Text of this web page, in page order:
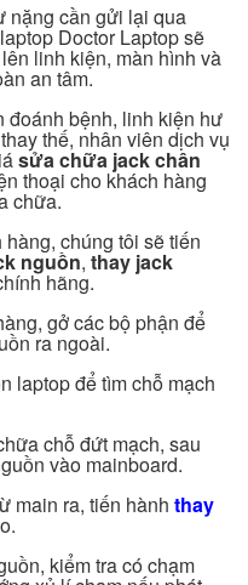
nặng cần gửi lại qua
Doctor Laptopsẽ
linh kiện, màn hình và
an tâm.
đoánh bệnh, linh kiện hư
thế, nhân viên dịch vụ
sửa chữa jack chân
thoại cho khách hàng
chữa.
chúng tôi sẽ tiến
nguồn, thay jack
hãng.
gở các bộ phận để
ra ngoài.
laptop để tìm chỗ mạch
chỗ đứt mạch, sau
vào mainboard.​
main ra, tiến hành thay
kiểm tra có chạm